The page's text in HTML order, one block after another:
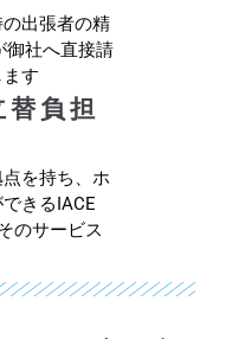
出張者の精
御社へ直接請
す
替負担
を持ち、ホ
きるIACE
のサービス